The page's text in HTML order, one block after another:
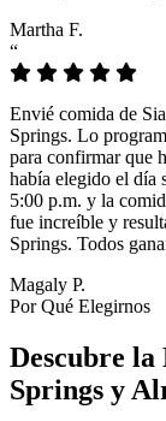
Martha F.
“
Envié comida de
Springs. Lo
para confirmar que
había elegido el día
5:00 p.m. y la
fue increíble y
Springs. Todos
Magaly P.
Por Qué Elegirnos
Descubre
Springs y